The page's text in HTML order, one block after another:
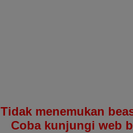
Tidak menemukan
Coba kunjungi web